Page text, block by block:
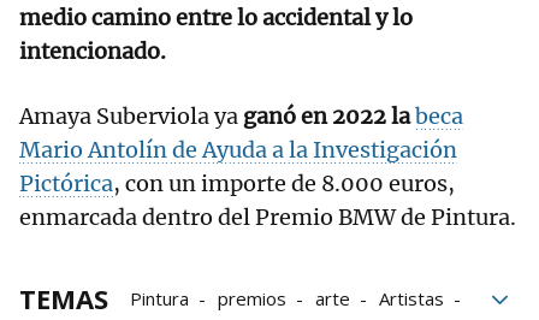
medio camino entre lo accidental y lo
intencionado.
Amaya Suberviola ya ganó en 2022 labeca
Mario Antolín de Ayuda a la Investigación
Pictórica, con un importe de 8.000 euros,
enmarcada dentro del Premio BMW de Pintura.
TEMAS Pintura premios arte
Artistas